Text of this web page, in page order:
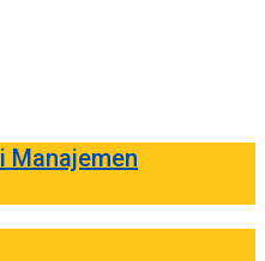
Manajemen